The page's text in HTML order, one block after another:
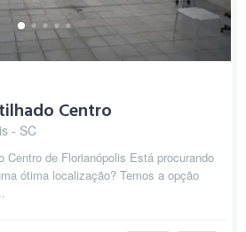
Centro
- SC
Centro de Florianópolis Está procurando
ótima localização? Temos a opção